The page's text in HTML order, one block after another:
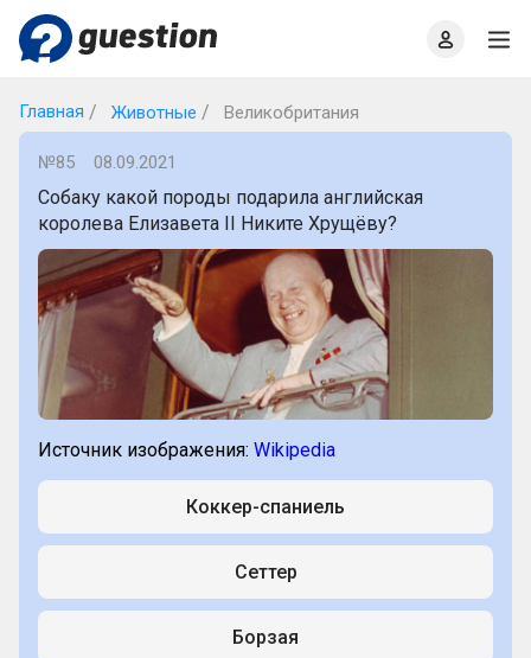
Главная Животные Великобритания
№85 08.09.2021
Собаку какой породы подарила английская
королева Елизавета II Никите Хрущёву?
Источник изображения: Wikipedia
Коккер-спаниель
Сеттер
Борзая